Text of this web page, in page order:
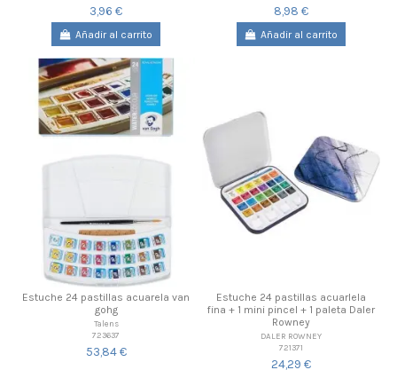
3,96 €
Añadir al carrito
8,98 €
Añadir al carrito
Estuche 24 pastillas acuarela van
gohg
Talens
723637
53,84 €
Estuche 24 pastillas acuarlela
fina + 1 mini pincel + 1 paleta Daler
Rowney
DALER ROWNEY
721371
24,29 €